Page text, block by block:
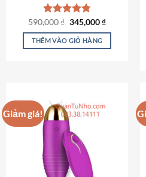
Được xếp
hạng4.79
5 sao
590,000₫ Giá
là:
590,000 ₫.
345,000₫Giá
tại
345,000 ₫.
THÊM VÀO GIỎ HÀNG
Giảm giá!